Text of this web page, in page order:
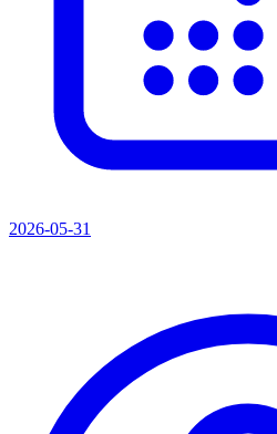
2026-05-31